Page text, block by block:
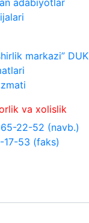
adabiyotlar
markazi” DUK
xolislik
22-52 (navb.)
17-53 (faks)